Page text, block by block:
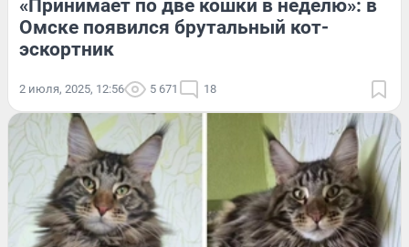
«Принимает по две кошки в неделю»: в
Омске появился брутальный кот-
эскортник
2 июля, 2025, 12:56 5 671 18